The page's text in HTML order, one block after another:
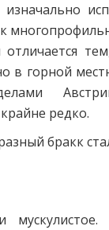
в горной
редко.
бракк